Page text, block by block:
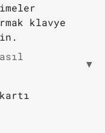
klavye
▼